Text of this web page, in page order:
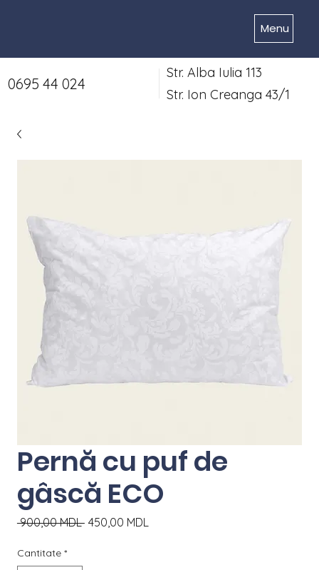
Menu
Pernă cu puf de
gâscă ECO
900,00 MDL Preț
450,00 MDL
Cantitate *
0695 44 024
Str. Ion Creanga 43/1
Str. Alba Iulia 113